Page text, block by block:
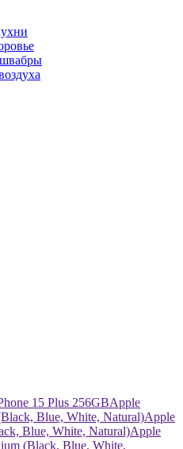
15 Plus 256GBApple
Blue, White, Natural)Apple
Blue, White, Natural)Apple
(Black, Blue, White,